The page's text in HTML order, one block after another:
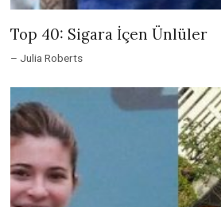
Top 40: Sigara İçen Ünlüler
– Julia Roberts